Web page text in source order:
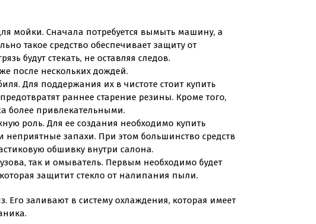
мойки. Сначала потребуется вымыть машину, а
такое средство обеспечивает защиту от
будут стекать, не оставляя следов.
после нескольких дождей.
Для поддержания их в чистоте стоит купить
раннее старение резины. Кроме того,
более привлекательными.
роль. Для ее создания необходимо купить
неприятные запахи. При этом большинство средств
обшивку внутри салона.
так и омыватель. Первым необходимо будет
защитит стекло от налипания пыли.
Его заливают в систему охлаждения, которая имеет